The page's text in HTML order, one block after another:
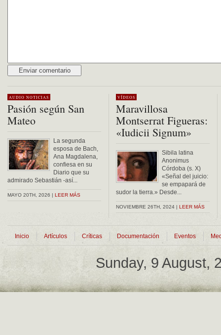
AUDIO NOTICIAS
Pasión según San
Mateo
La segunda
esposa de Bach,
Ana Magdalena,
confiesa en su
Diario que su
admirado Sebastián -así...
MAYO 20TH, 2026 | LEER MÁS
VÍDEOS
Maravillosa
Montserrat Figueras:
«Iudicii Signum»
Sibila latina
Anonimus
Córdoba (s. X)
«Señal del juicio:
se empapará de
sudor la tierra.» Desde...
NOVIEMBRE 26TH, 2024 | LEER MÁS
Inicio Artículos Críticas Documentación Eventos
Sunday, 9 August,